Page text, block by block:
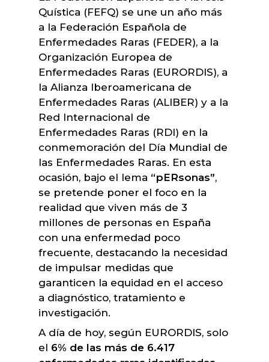
Quística (FEFQ) se une un año más
a la Federación Española de
Enfermedades Raras (FEDER), a la
Organización Europea de
Enfermedades Raras (EURORDIS), a
la Alianza Iberoamericana de
Enfermedades Raras (ALIBER) y a la
Red Internacional de
Enfermedades Raras (RDI) en la
conmemoración del Día Mundial de
las Enfermedades Raras. En esta
ocasión, bajo el lema “pERsonas”,
se pretende poner el foco en la
realidad que viven más de 3
millones de personas en España
con una enfermedad poco
frecuente, destacando la necesidad
de impulsar medidas que
garanticen la equidad en el acceso
a diagnóstico, tratamiento e
investigación.
A día de hoy, según EURORDIS, solo
el 6% de las más de 6.417